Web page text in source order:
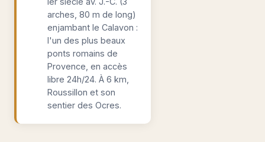
arches, 80 m de long)
enjambant le Calavon :
l'un des plus beaux
ponts romains de
Provence, en accès
libre 24h/24. À 6 km,
Roussillon et son
sentier des Ocres.